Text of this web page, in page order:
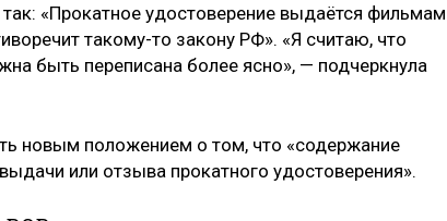
«Прокатное удостоверение выдаётся фильмам
такому-то закону РФ». «Я считаю, что
быть переписана более ясно», — подчеркнула
новым положением о том, что «содержание
или отзыва прокатного удостоверения».